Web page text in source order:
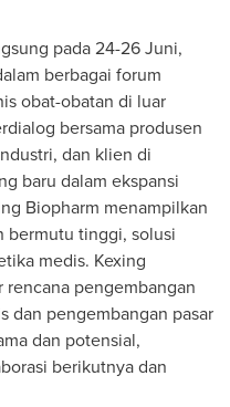
pada 24-26 Juni,
berbagai forum
obat-obatan di luar
bersama produsen
dan klien di
baru dalam ekspansi
Biopharm menampilkan
bermutu tinggi, solusi
medis. Kexing
pengembangan
dan pengembangan pasar
dan potensial,
berikutnya dan